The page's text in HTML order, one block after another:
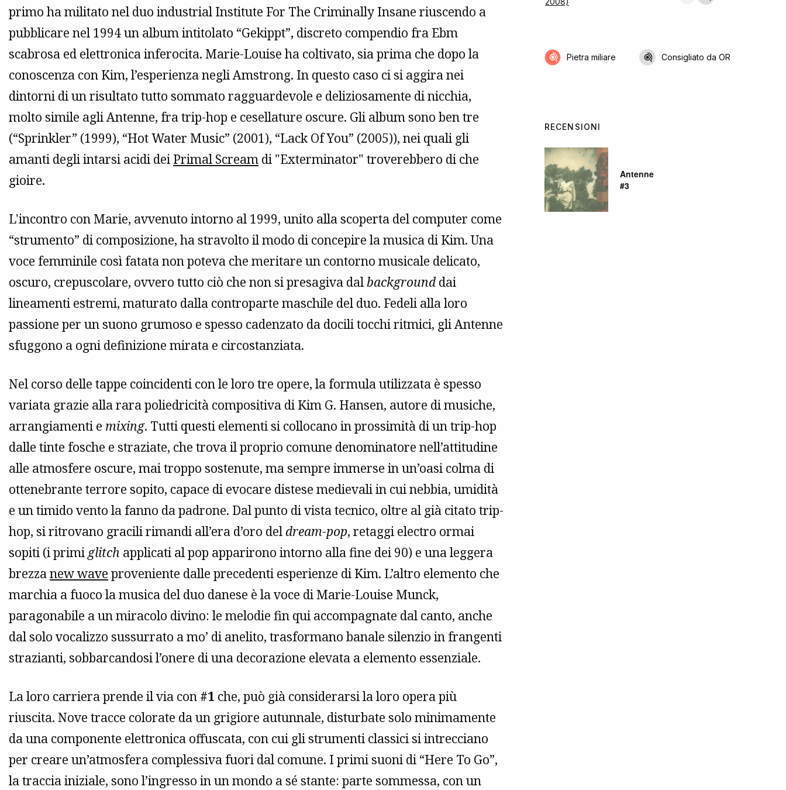
primo ha militato nel duo industrial Institute For The Criminally Insane riuscendo a
pubblicare nel 1994 un album intitolato “Gekippt”, discreto compendio fra Ebm
scabrosa ed elettronica inferocita. Marie-Louise ha coltivato, sia prima che dopo la
conoscenza con Kim, l’esperienza negli Amstrong. In questo caso ci si aggira nei
dintorni di un risultato tutto sommato ragguardevole e deliziosamente di nicchia,
molto simile agli Antenne, fra trip-hop e cesellature oscure. Gli album sono ben tre
(“Sprinkler” (1999), “Hot Water Music” (2001), “Lack Of You” (2005)), nei quali gli
amanti degli intarsi acidi dei Primal Scream di "Exterminator" troverebbero di che
gioire.
L'incontro con Marie, avvenuto intorno al 1999, unito alla scoperta del computer come
“strumento” di composizione, ha stravolto il modo di concepire la musica di Kim. Una
voce femminile così fatata non poteva che meritare un contorno musicale delicato,
oscuro, crepuscolare, ovvero tutto ciò che non si presagiva dalbackgrounddai
lineamenti estremi, maturato dalla controparte maschile del duo. Fedeli alla loro
passione per un suono grumoso e spesso cadenzato da docili tocchi ritmici, gli Antenne
sfuggono a ogni definizione mirata e circostanziata.
Nel corso delle tappe coincidenti con le loro tre opere, la formula utilizzata è spesso
variata grazie alla rara poliedricità compositiva di Kim G. Hansen, autore di musiche,
arrangiamenti e mixing. Tutti questi elementi si collocano in prossimità di un trip-hop
dalle tinte fosche e straziate, che trova il proprio comune denominatore nell’attitudine
alle atmosfere oscure, mai troppo sostenute, ma sempre immerse in un’oasi colma di
ottenebrante terrore sopito, capace di evocare distese medievali in cui nebbia, umidità
e un timido vento la fanno da padrone. Dal punto di vista tecnico, oltre al già citato trip-
hop, si ritrovano gracili rimandi all’era d’oro del dream-pop, retaggi electro ormai
sopiti (i primiglitch applicati al pop apparirono intorno alla fine dei 90) e una leggera
brezzanew wave proveniente dalle precedenti esperienze di Kim. L’altro elemento che
marchia a fuoco la musica del duo danese è la voce di Marie-Louise Munck,
paragonabile a un miracolo divino: le melodie fin qui accompagnate dal canto, anche
dal solo vocalizzo sussurrato a mo’ di anelito, trasformano banale silenzio in frangenti
strazianti, sobbarcandosi l’onere di una decorazione elevata a elemento essenziale.
La loro carriera prende il via con #1 che, può già considerarsi la loro opera più
riuscita. Nove tracce colorate da un grigiore autunnale, disturbate solo minimamente
da una componente elettronica offuscata, con cui gli strumenti classici si intrecciano
per creare un’atmosfera complessiva fuori dal comune. I primi suoni di “Here To Go”,
la traccia iniziale, sono l’ingresso in un mondo a sé stante: parte sommessa, con un
Pietra miliare Consigliato da OR
RECENSIONI
Antenne
#3